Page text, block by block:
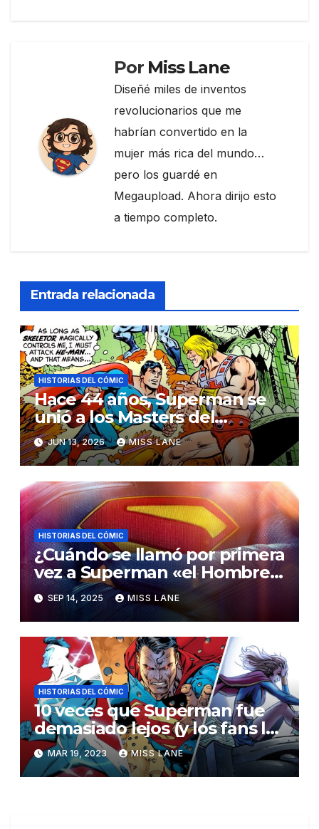
Por Miss Lane
Diseñé miles de inventos
revolucionarios que me
habrían convertido en la
mujer más rica del mundo…
pero los guardé en
Megaupload. Ahora dirijo esto
a tiempo completo.
Entrada relacionada
HISTORIAS DEL CÓMIC
Hace 44 años, Superman se
unió a los Masters del
Universo en un crossover
inolvidable
JUN 13, 2026 MISS LANE
HISTORIAS DEL CÓMIC
¿Cuándo se llamó por primera
vez a Superman «el Hombre
del Mañana»?
SEP 14, 2025 MISS LANE
HISTORIAS DEL CÓMIC
10 veces que Superman fue
demasiado lejos (y los fans lo
odiaron)
MAR 19, 2023 MISS LANE